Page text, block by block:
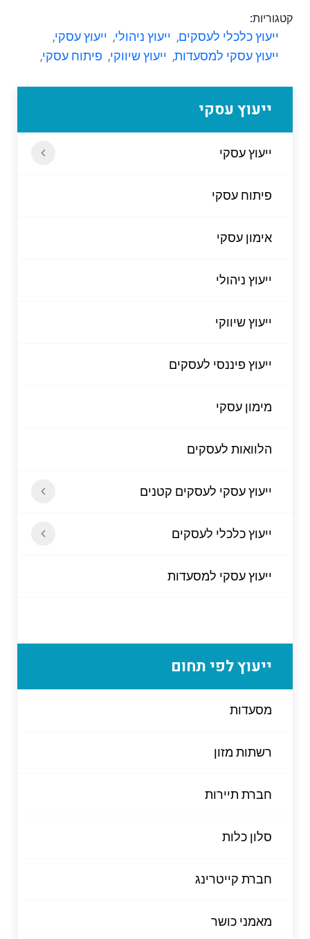
ייעוץ עסקי
ייעוץ עסקי
פיתוח עסקי
אימון עסקי
ייעוץ ניהולי
ייעוץ שיווקי
ייעוץ פיננסי לעסקים
מימון עסקי
הלוואות לעסקים
ייעוץ עסקי לעסקים קטנים
ייעוץ כלכלי לעסקים
ייעוץ עסקי למסעדות
ייעוץ לפי תחום
מסעדות
רשתות מזון
חברת תיירות
סלון כלות
חברת קייטרינג
מאמני כושר
קטגוריות:
ייעוץ כלכלי לעסקים, ייעוץ ניהולי, ייעוץ עסקי,
ייעוץ עסקי למסעדות, ייעוץ שיווקי, פיתוח עסקי,